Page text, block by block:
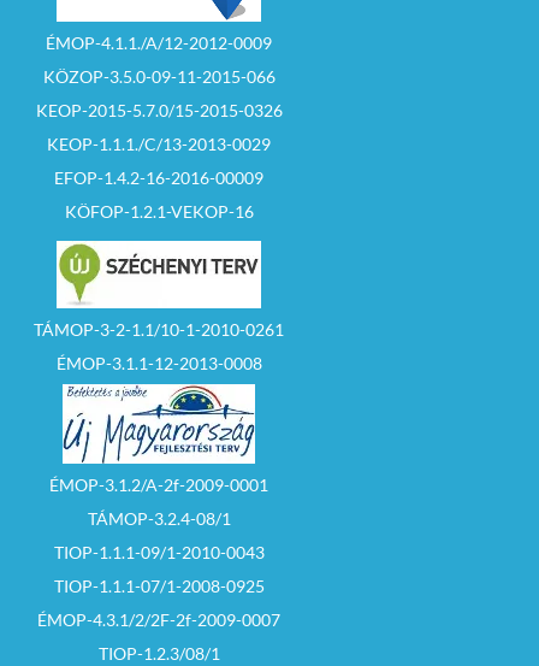
ÉMOP-4.1.1./A/12-2012-0009
KÖZOP-3.5.0-09-11-2015-066
KEOP-2015-5.7.0/15-2015-0326
KEOP-1.1.1./C/13-2013-0029
EFOP-1.4.2-16-2016-00009
KÖFOP-1.2.1-VEKOP-16
TÁMOP-3-2-1.1/10-1-2010-0261
ÉMOP-3.1.1-12-2013-0008
ÉMOP-3.1.2/A-2f-2009-0001
TÁMOP-3.2.4-08/1
TIOP-1.1.1-09/1-2010-0043
TIOP-1.1.1-07/1-2008-0925
ÉMOP-4.3.1/2/2F-2f-2009-0007
TIOP-1.2.3/08/1